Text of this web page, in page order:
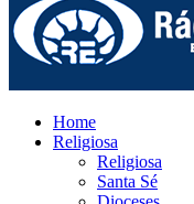
Home
Religiosa
Religiosa
Santa Sé